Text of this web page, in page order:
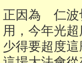
正因為 仁波
用，今年光
少得要超度